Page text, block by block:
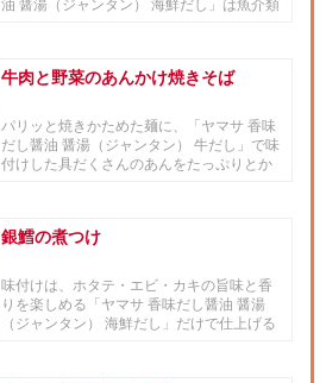
油 醤湯（ジャンタン） 海鮮だし」は魚介類
牛肉と野菜のあんかけ焼きそば
パリッと焼きかためた麺に、「ヤマサ 香味
だし醤油 醤湯（ジャンタン） 牛だし」で味
付けした具だくさんのあんをたっぷりとか
銀鱈の煮つけ
味付けは、ホタテ・エビ・カキの旨味と香
りを楽しめる「ヤマサ 香味だし醤油 醤湯
（ジャンタン） 海鮮だし」だけで仕上げる